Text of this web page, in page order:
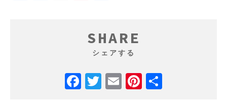
SHARE
シェアする
Facebook
Twitter
EmailPinterest